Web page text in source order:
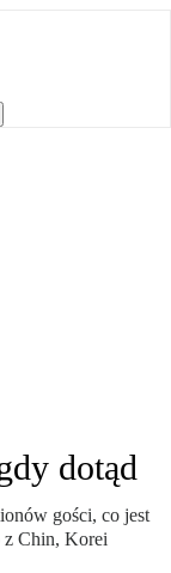
dotąd
gości, co jest
z Chin, Korei